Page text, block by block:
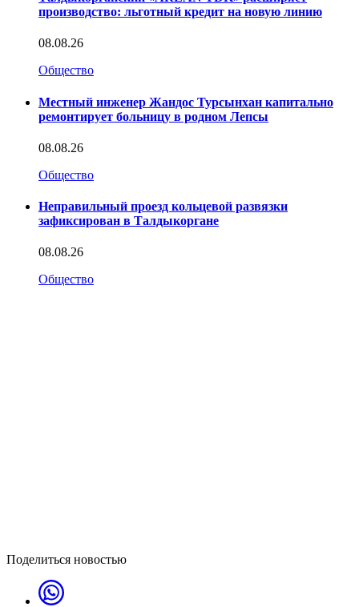
производство: льготный кредит на новую линию
08.08.26
Общество
Местный инженер Жандос Турсынхан капитально
ремонтирует больницу в родном Лепсы
08.08.26
Общество
Неправильный проезд кольцевой развязки
зафиксирован в Талдыкоргане
08.08.26
Общество
Поделиться новостью